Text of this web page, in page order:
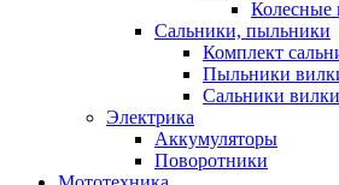
Сальники, пыльники
Комплект
Пыльники
Сальники вилки
Электрика
Аккумуляторы
Поворотники